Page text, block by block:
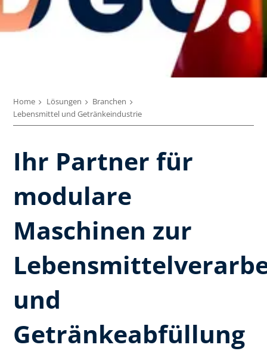
Home Lösungen
Branchen
Lebensmittel und Getränkeindustrie
Ihr Partner für
modulare
Maschinen zur
und
Getränkeabfüllung